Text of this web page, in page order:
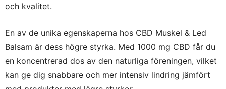
och kvalitet.
En av de unika egenskaperna hos CBD Muskel & Led
Balsam är dess högre styrka. Med 1000 mg CBD får du
en koncentrerad dos av den naturliga föreningen, vilket
kan ge dig snabbare och mer intensiv lindring jämfört